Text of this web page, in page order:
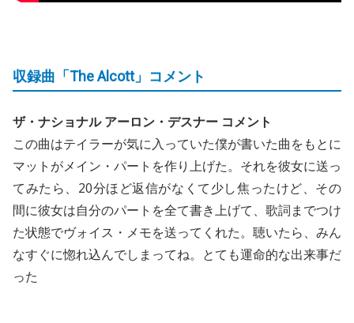
収録曲「The Alcott」コメント
ザ・ナショナル アーロン・デスナー コメント
この曲はテイラーが気に入っていた僕が書いた曲をもとに
マットがメイン・パートを作り上げた。それを彼女に送っ
てみたら、20分ほど返信がなくて少し焦ったけど、その
間に彼女は自分のパートを全て書き上げて、歌詞までつけ
た状態でヴォイス・メモを送ってくれた。聴いたら、みん
なすぐに惚れ込んでしまってね。とても運命的な出来事だ
った